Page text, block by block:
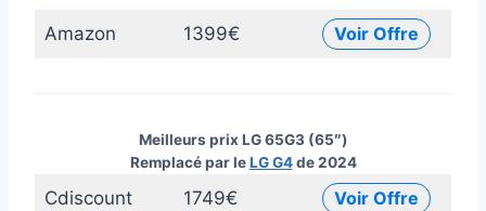
Amazon 1399€ Voir Offre
Cdiscount 1749€ Voir Offre
Meilleurs prix LG 65G3 (65″)
Remplacé par leLG G4de 2024